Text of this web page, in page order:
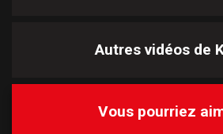
Autres vidéos de
Vous pourriez